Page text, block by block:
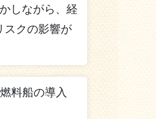
しながら、経
スクの影響が
料船の導入